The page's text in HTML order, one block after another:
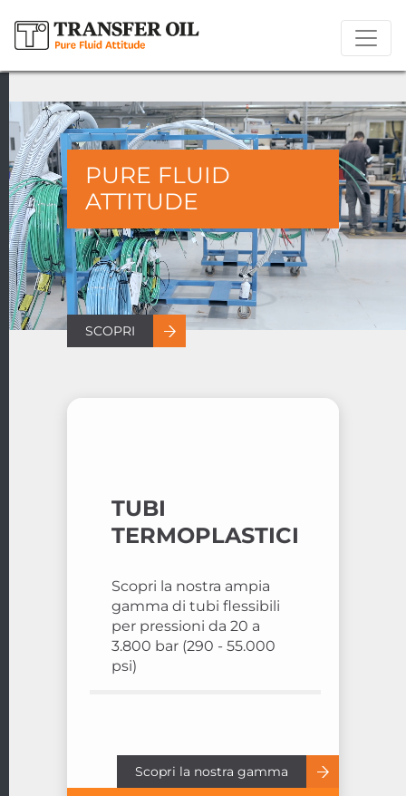
PURE FLUID
ATTITUDE
SCOPRI
TUBI
TERMOPLASTICI
Scopri la nostra ampia
gamma di tubi flessibili
per pressioni da 20 a
3.800 bar (290 - 55.000
psi)
Scopri la nostra gamma